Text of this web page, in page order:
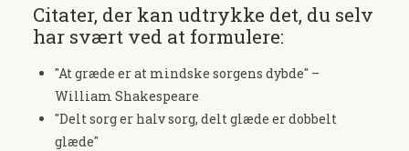
Citater, der kan udtrykke det, du selv
har svært ved at formulere:
"At græde er at mindske sorgens dybde" –
William Shakespeare
"Delt sorg er halv sorg, delt glæde er dobbelt
glæde"